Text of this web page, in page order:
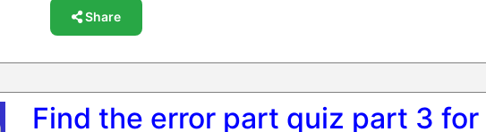
Share
Find the error part quiz part 3 for